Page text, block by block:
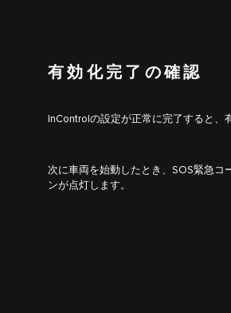
有効化完了の確認
InControlの設定が正常に完了すると、
次に車両を始動したとき、SOS緊急コ
ンが点灯します。